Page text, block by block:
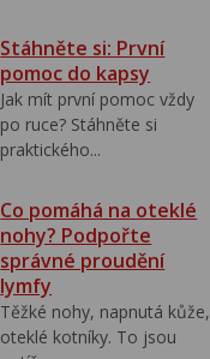
Stáhněte si: První
pomoc do kapsy
Jak mít první pomoc vždy
po ruce? Stáhněte si
praktického...
Co pomáhá na oteklé
nohy? Podpořte
správné proudění
lymfy
Těžké nohy, napnutá kůže,
oteklé kotníky. To jsou